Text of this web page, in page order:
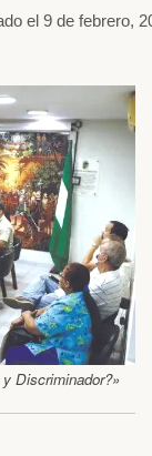
el 9 de febrero,
Discriminador?»